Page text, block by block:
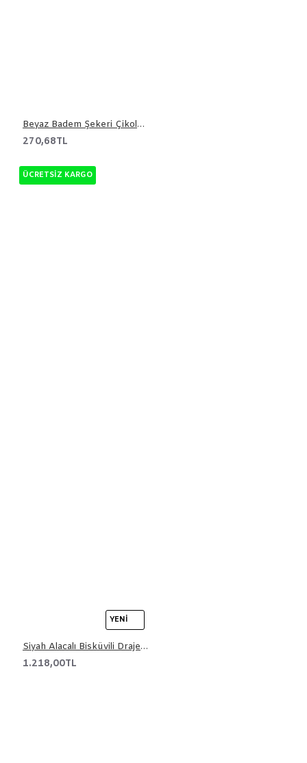
Beyaz Badem Şekeri Çikolata 500 gr
270,68TL
YENI
ÜCRETSIZ KARGO
Siyah Alacalı Bisküvili Draje 3 kg
1.218,00TL